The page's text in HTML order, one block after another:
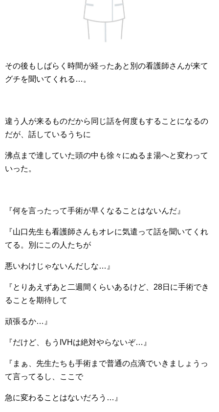
その後もしばらく時間が経ったあと別の看護師さんが来て
グチを聞いてくれる…。
違う人が来るものだから同じ話を何度もすることになるの
だが、話しているうちに
沸点まで達していた頭の中も徐々にぬるま湯へと変わって
いった。
『何を言ったって手術が早くなることはないんだ』
『山口先生も看護師さんもオレに気遣って話を聞いてくれ
てる。別にこの人たちが
悪いわけじゃないんだしな…』
『とりあえずあと二週間くらいあるけど、28日に手術でき
ることを期待して
頑張るか…』
『だけど、もうIVHは絶対やらないぞ…』
『まぁ、先生たちも手術まで普通の点滴でいきましょうっ
て言ってるし、ここで
急に変わることはないだろう…』